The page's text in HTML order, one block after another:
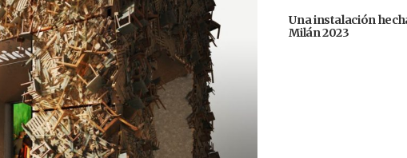
Una instalación
Milán 2023